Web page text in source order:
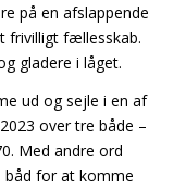
på en afslappende
frivilligt fællesskab.
gladere i låget.
ud og sejle i en af
over tre både –
Med andre ord
båd for at komme